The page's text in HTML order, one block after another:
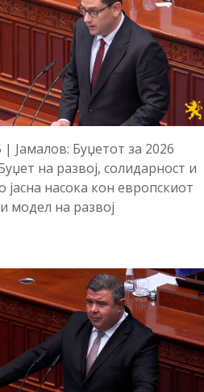
| Јамалов: Буџетот за 2026
на развој, солидарност и
јасна насока кон европскиот
модел на развој